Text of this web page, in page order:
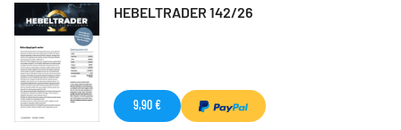
HEBELTRADER 142/26
9,90 €